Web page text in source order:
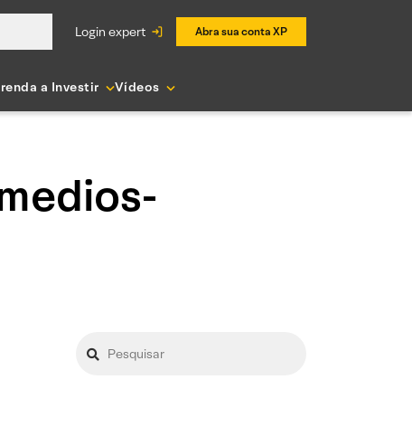
login expert Abra sua conta XP
a Investir Vídeos